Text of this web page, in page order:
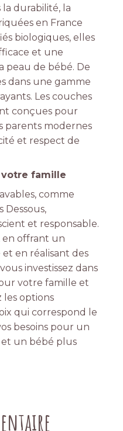
durabilité, la
en France
biologiques, elles
et une
peau de bébé. De
dans une gamme
Les couches
conçues pour
parents modernes
et respect de
votre famille
comme
Dessous,
et responsable.
en offrant un
en réalisant des
investissez dans
votre famille et
les options
qui correspond le
besoins pour un
un bébé plus